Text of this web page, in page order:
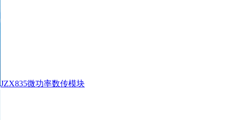
JZX835微功率数传模块